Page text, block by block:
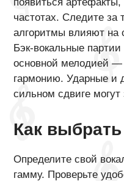
частотах. Следите за
алгоритмы влияют на
Бэк-вокальные
основной мелодией
гармонию. Ударные и
сильном сдвиге могут
Как
Определите свой
гамму. Проверьте